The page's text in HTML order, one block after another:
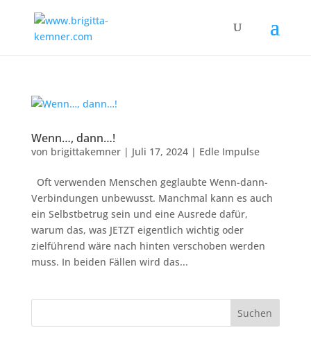
Wenn…, dann…!
von brigittakemner| Juli 17, 2024| Edle Impulse
Oft verwenden Menschen geglaubte Wenn-dann-
Verbindungen unbewusst. Manchmal kann es auch
ein Selbstbetrug sein und eine Ausrede dafür,
warum das, was JETZT eigentlich wichtig oder
zielführend wäre nach hinten verschoben werden
muss. In beiden Fällen wird das...